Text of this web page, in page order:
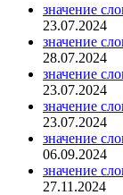
значение
23.07.2024
значение
28.07.2024
значение
23.07.2024
значение
23.07.2024
значение
06.09.2024
значение
27.11.2024